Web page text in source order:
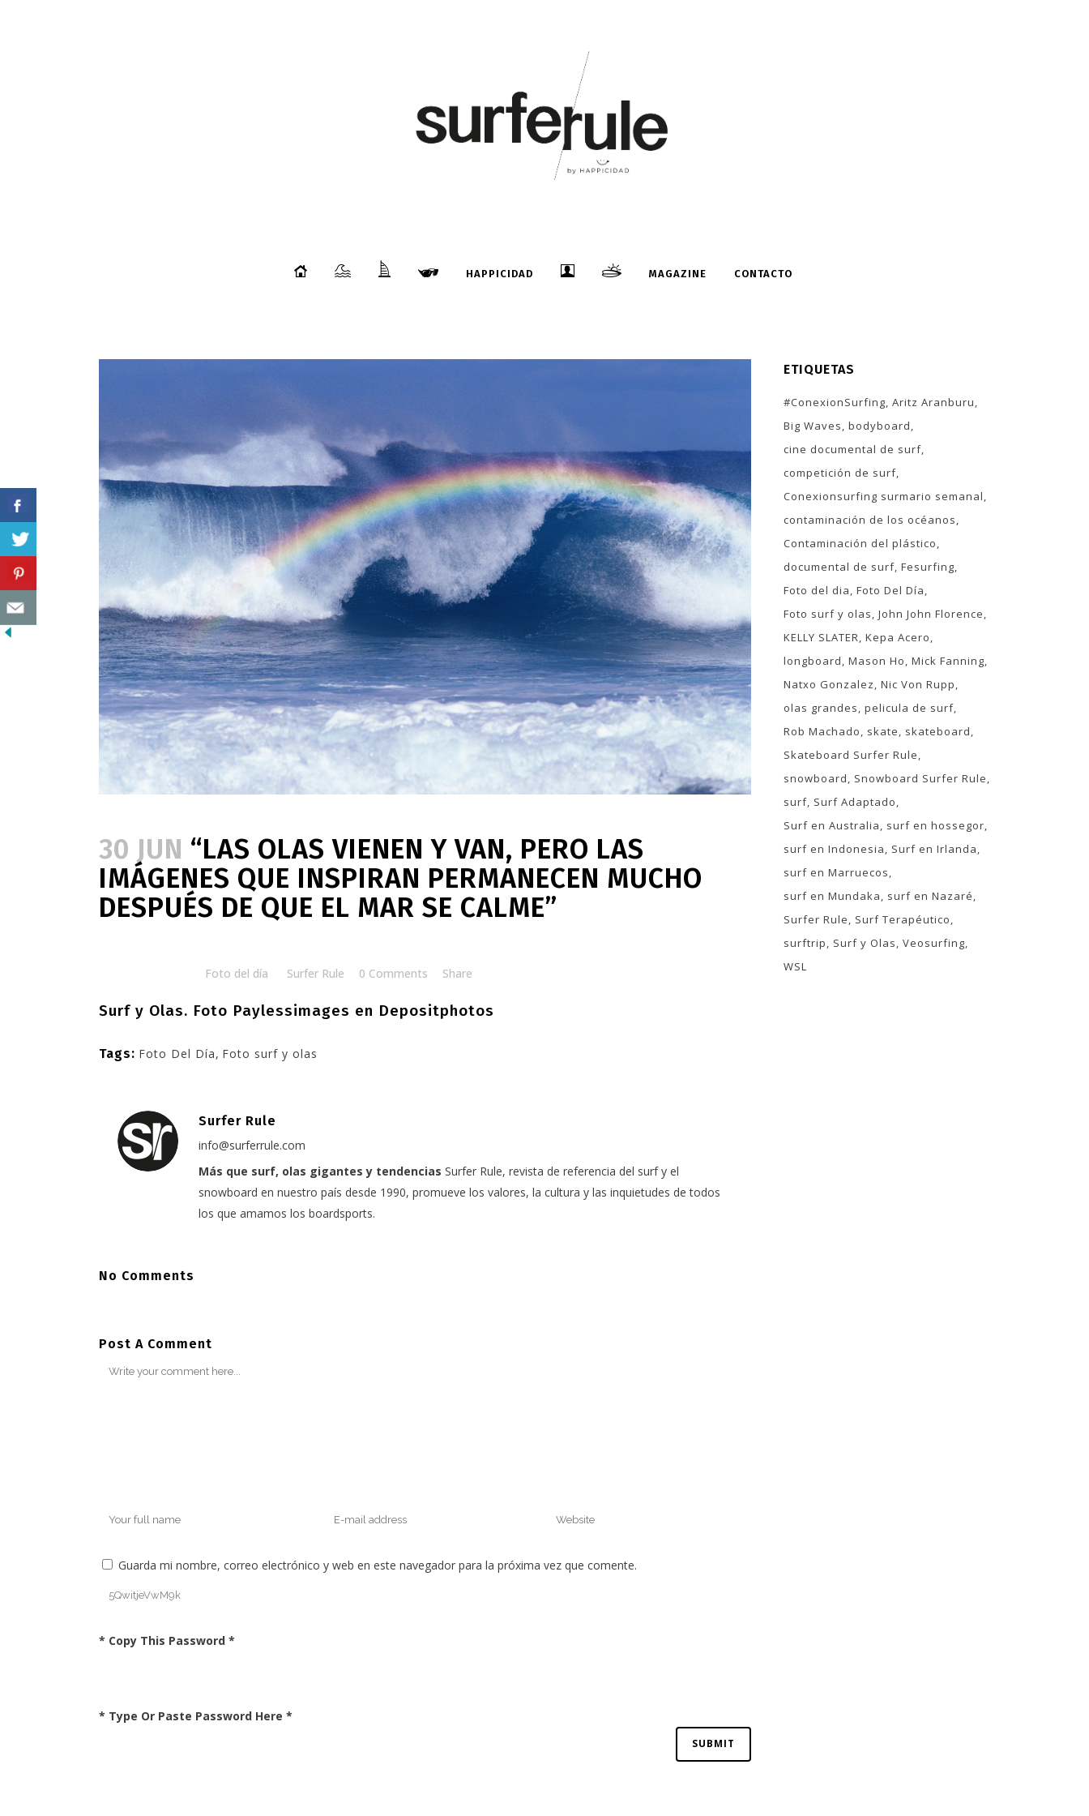
HAPPICIDAD MAGAZINE CONTACTO
30 JUN “LAS OLAS VIENEN Y VAN, PERO LAS
IMÁGENES QUE INSPIRAN PERMANECEN MUCHO
DESPUÉS DE QUE EL MAR SE CALME”
Foto del día Surfer Rule 0 Comments Share
Surf y Olas. Foto Paylessimages en Depositphotos
Tags: Foto Del Día, Foto surf y olas
Surfer Rule
info@surferrule.com
Más que surf, olas gigantes y tendencias Surfer Rule, revista de referencia del surf y el
snowboard en nuestro país desde 1990, promueve los valores, la cultura y las inquietudes de todos
los que amamos los boardsports.
No Comments
Post A Comment
Guarda mi nombre, correo electrónico y web en este navegador para la próxima vez que comente.
* Copy This Password *
* Type Or Paste Password Here *
ETIQUETAS
#ConexionSurfing Aritz Aranburu
Big Waves bodyboard
cine documental de surf
competición de surf
Conexionsurfing surmario semanal
contaminación de los océanos
Contaminación del plástico
documental de surf Fesurfing
Foto del dia Foto Del Día
Foto surf y olas John John Florence
KELLY SLATER Kepa Acero
longboard Mason Ho Mick Fanning
Natxo Gonzalez Nic Von Rupp
olas grandes pelicula de surf
Rob Machado
skate
skateboard
Skateboard Surfer Rule
snowboard
Snowboard Surfer Rule
surf Surf Adaptado
Surf en Australia
surf en hossegor
surf en Indonesia
Surf en Irlanda
surf en Marruecos
surf en Mundaka
surf en Nazaré
Surfer Rule
Surf Terapéutico
surftrip
Surf y Olas Veosurfing
WSL